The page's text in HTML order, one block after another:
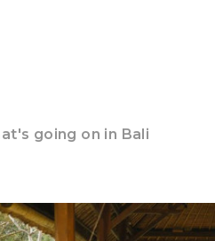
going on in Bali